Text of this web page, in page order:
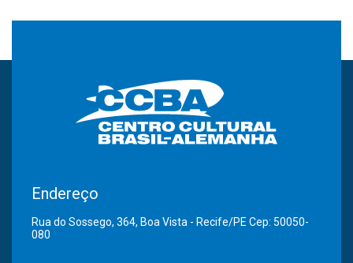
Endereço
Rua do Sossego, 364, Boa Vista - Recife/PE Cep: 50050-
080